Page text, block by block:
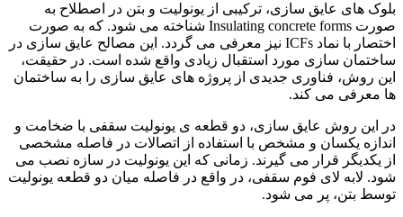
بلوک های عایق سازی، ترکیبی از یونولیت و بتن در اصطلاح به
صورت Insulating concrete forms شناخته می شود. که به صورت
اختصار با نماد ICFs نیز معرفی می گردد. این مصالح عایق سازی در
ساختمان سازی مورد استقبال زیادی واقع شده است. در حقیقت،
این روش، فناوری جدیدی از پروژه های عایق سازی را به ساختمان
ها معرفی می کند.
در این روش عایق سازی، دو قطعه ی یونولیت سقفی با ضخامت و
اندازه یکسان و مشخص با استفاده از اتصالات در فاصله مشخصی
از یکدیگر قرار می گیرند. زمانی که این یونولیت در سازه نصب می
شود. لابه لای فوم سقفی، در واقع در فاصله میان دو قطعه یونولیت
توسط بتن، پر می شود.